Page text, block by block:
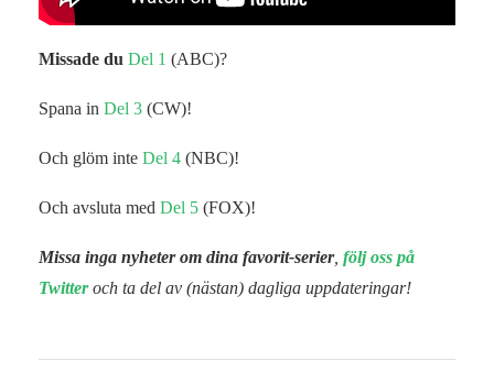
Missade du Del 1 (ABC)?
Spana in Del 3 (CW)!
Och glöm inte Del 4 (NBC)!
Och avsluta med Del 5 (FOX)!
Missa inga nyheter om dina favorit-serier, följ oss på
Twitter och ta del av (nästan) dagliga uppdateringar!